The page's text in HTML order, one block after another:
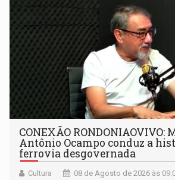
CONEXÃO RONDONIAOVIVO:
Antônio Ocampo conduz a
ferrovia desgovernada
Cultura 08 de Agosto de 2026 às